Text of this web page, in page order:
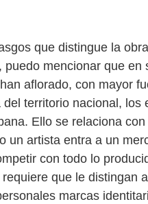
que distingue la
puedo mencionar que en
aflorado, con mayor
del territorio nacional, los
Ello se relaciona
un artista entra a un
con todo lo
que le distingan
marcas